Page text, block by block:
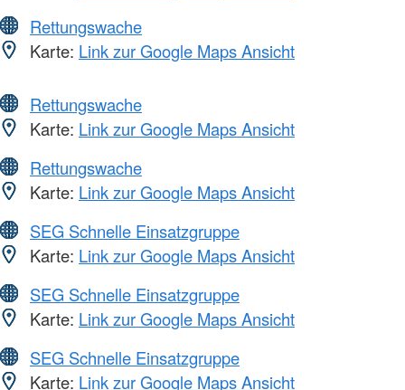
Rettungswache
Karte: Link zur Google Maps Ansicht
Rettungswache
Karte: Link zur Google Maps Ansicht
Rettungswache
Karte: Link zur Google Maps Ansicht
SEG Schnelle Einsatzgruppe
Karte: Link zur Google Maps Ansicht
SEG Schnelle Einsatzgruppe
Karte: Link zur Google Maps Ansicht
SEG Schnelle Einsatzgruppe
Karte: Link zur Google Maps Ansicht